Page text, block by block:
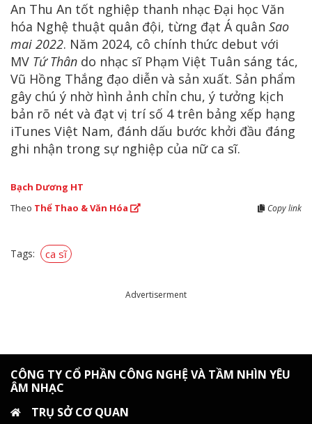
An Thu An tốt nghiệp thanh nhạc Đại học Văn
hóa Nghệ thuật quân đội, từng đạt Á quân Sao
mai 2022. Năm 2024, cô chính thức debut với
MV Tứ Thân do nhạc sĩ Phạm Việt Tuân sáng tác,
Vũ Hồng Thắng đạo diễn và sản xuất. Sản phẩm
gây chú ý nhờ hình ảnh chỉn chu, ý tưởng kịch
bản rõ nét và đạt vị trí số 4 trên bảng xếp hạng
iTunes Việt Nam, đánh dấu bước khởi đầu đáng
ghi nhận trong sự nghiệp của nữ ca sĩ.
Bạch Dương HT
Theo Thể Thao & Văn Hóa Copy link
Tags: ca sĩ
Advertiserment
CÔNG TY CỔ PHẦN CÔNG NGHỆ VÀ TẦM NHÌN YÊU
ÂM NHẠC
TRỤ SỞ CƠ QUAN